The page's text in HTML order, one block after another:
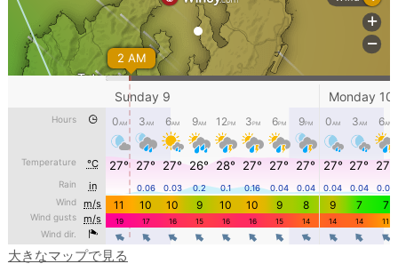
大きなマップで見る